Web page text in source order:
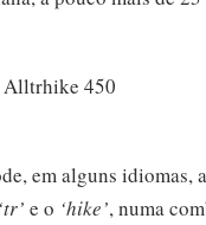
em alguns idiomas,
‘tr’ e o ‘hike’, numa